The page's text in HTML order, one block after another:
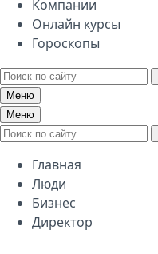
Компании
Онлайн курсы
Гороскопы
Меню
Меню
Главная
Люди
Бизнес
Директор